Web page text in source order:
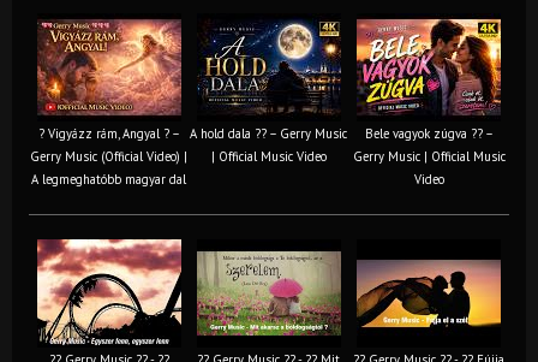
? Vigyázz rám, Angyal ? –
Gerry Music (Official Video) |
A legmeghatóbb magyar dal
A hold dala ?? – Gerry Music
| Official Music Video
Bele vagyok zúgva ?? –
Gerry Music | Official Music
Video